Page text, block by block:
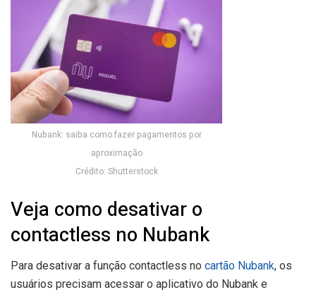
Nubank: saiba como fazer pagamentos por
aproximação
Crédito: Shutterstock
Veja como desativar o
contactless no Nubank
Para desativar a função contactless no cartão Nubank, os
usuários precisam acessar o aplicativo do Nubank e